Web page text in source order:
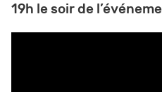
19h le soir de